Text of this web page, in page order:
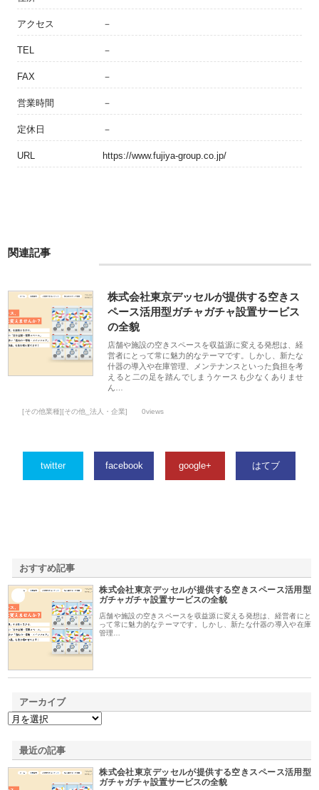
アクセス －
TEL －
FAX －
営業時間 －
定休日 －
URL https://www.fujiya-group.co.jp/
関連記事
株式会社東京デッセルが提供する空きス
ペース活用型ガチャガチャ設置サービス
の全貌
店舗や施設の空きスペースを収益源に変える発想は、経
営者にとって常に魅力的なテーマです。しかし、新たな
什器の導入や在庫管理、メンテナンスといった負担を考
えると二の足を踏んでしまうケースも少なくありませ
ん…
[その他業種][その他_法人・企業] 0views
twitter facebook google+ はてブ
おすすめ記事
株式会社東京デッセルが提供する空きスペース活用型
ガチャガチャ設置サービスの全貌
店舗や施設の空きスペースを収益源に変える発想は、経営者にと
って常に魅力的なテーマです。しかし、新たな什器の導入や在庫
管理…
アーカイブ
最近の記事
株式会社東京デッセルが提供する空きスペース活用型
ガチャガチャ設置サービスの全貌